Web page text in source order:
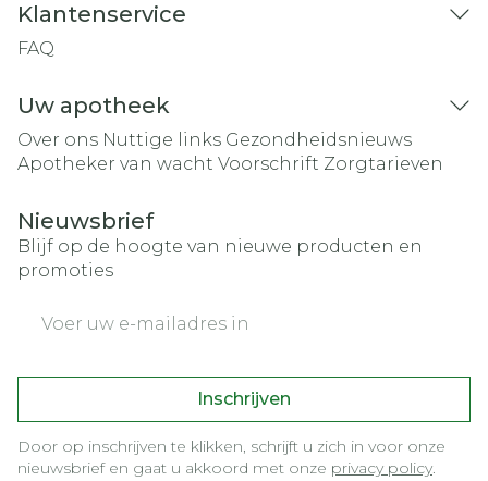
Klantenservice
FAQ
Uw apotheek
Over ons Nuttige links Gezondheidsnieuws
Apotheker van wacht Voorschrift Zorgtarieven
Nieuwsbrief
Blijf op de hoogte van nieuwe producten en
promoties
Inschrijven
Door op inschrijven te klikken, schrijft u zich in voor onze
nieuwsbrief en gaat u akkoord met onze privacy policy.